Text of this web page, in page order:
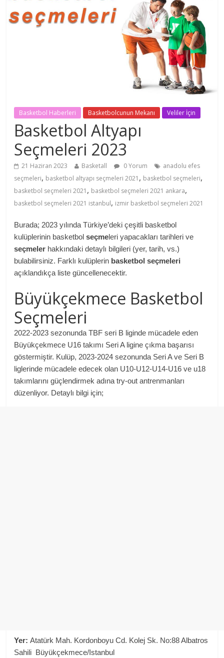
Basketbol Haberleri Basketbolcunun Mekanı Veliler İçin
Basketbol Altyapı
Seçmeleri 2023
21 Haziran 2023 Basketall 0 Yorum
anadolu efes
seçmeleri, basketbol altyapı seçmeleri 2021 , basketbol seçmeleri,
basketbol seçmeleri 2021 , basketbol seçmeleri 2021 ankara,
basketbol seçmeleri 2021 istanbul, izmir basketbol seçmeleri 2021
Burada; 2023 yılında Türkiye’deki çeşitli basketbol
kulüplerinin basketbolseçmeleri yapacakları tarihleri ve
seçmeler hakkındaki detaylı bilgileri (yer, tarih, vs.)
bulabilirsiniz. Farklı kulüplerin basketbol seçmeleri
açıklandıkça liste güncellenecektir.
Büyükçekmece Basketbol
Seçmeleri
2022-2023 sezonunda TBF seri B liginde mücadele eden
Büyükçekmece U16 takımı Seri A ligine çıkma başarısı
göstermiştir. Kulüp, 2023-2024 sezonunda Seri A ve Seri B
liglerinde mücadele edecek olan U10-U12-U14-U16 ve u18
takımlarını güçlendirmek adına try-out antrenmanları
düzenliyor. Detaylı bilgi için;
Yer:Atatürk Mah. Kordonboyu Cd. Kolej Sk. No:88 Albatros
Sahili Büyükçekmece/Istanbul